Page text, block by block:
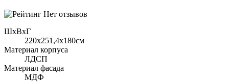
Нет отзывов
ШхВхГ
220x251,4х180см
Материал корпуса
ЛДСП
Материал фасада
МДФ